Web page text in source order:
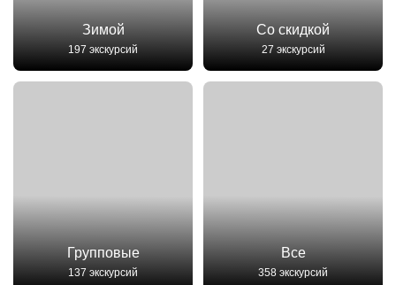
Зимой
197 экскурсий
Со скидкой
27 экскурсий
Групповые
137 экскурсий
Все
358 экскурсий